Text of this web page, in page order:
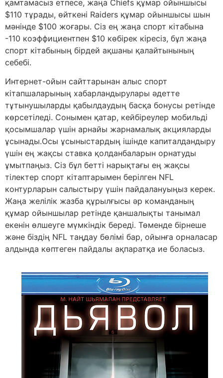
қамтамасыз етпесе, жаңа Chiefs құмар ойыншысы
$110 тұрады, өйткені Raiders құмар ойыншысы шын
мәнінде $100 жоғары. Сіз ең жаңа спорт кітабына
-110 коэффициентпен $10 көбірек кіресіз, бұл жаңа
спорт кітабының бірдей ақшаны қалайтынының
себебі.
Интернет-ойын сайттарынан алыс спорт
кітапшаларының хабарландырулары әдетте
тұтынушыларды қабылдаудың басқа бонусы ретінде
көрсетіледі. Сонымен қатар, кейбіреулер мобильді
қосымшалар үшін арнайы жарнамалық акцияларды
ұсынады.Осы ұсыныстардың ішінде капиталдандыру
үшін ең жақсы ставка қолданбаларын орнатуды
ұмытпаңыз. Сіз бұл бетті нарықтағы ең жақсы
тілектер спорт кітаптарымен берілген NFL
контурларын салыстыру үшін пайдалануыңыз керек.
Жаңа желілік жазба құрылғысы әр команданың
құмар ойыншылар ретінде қаншалықты танымал
екенін өлшеуге мүмкіндік береді. Төменде бірнеше
және біздің NFL таңдау бөлімі бар, ойынға орналасар
алдында көптеген пайдалы ақпаратқа ие боласыз.